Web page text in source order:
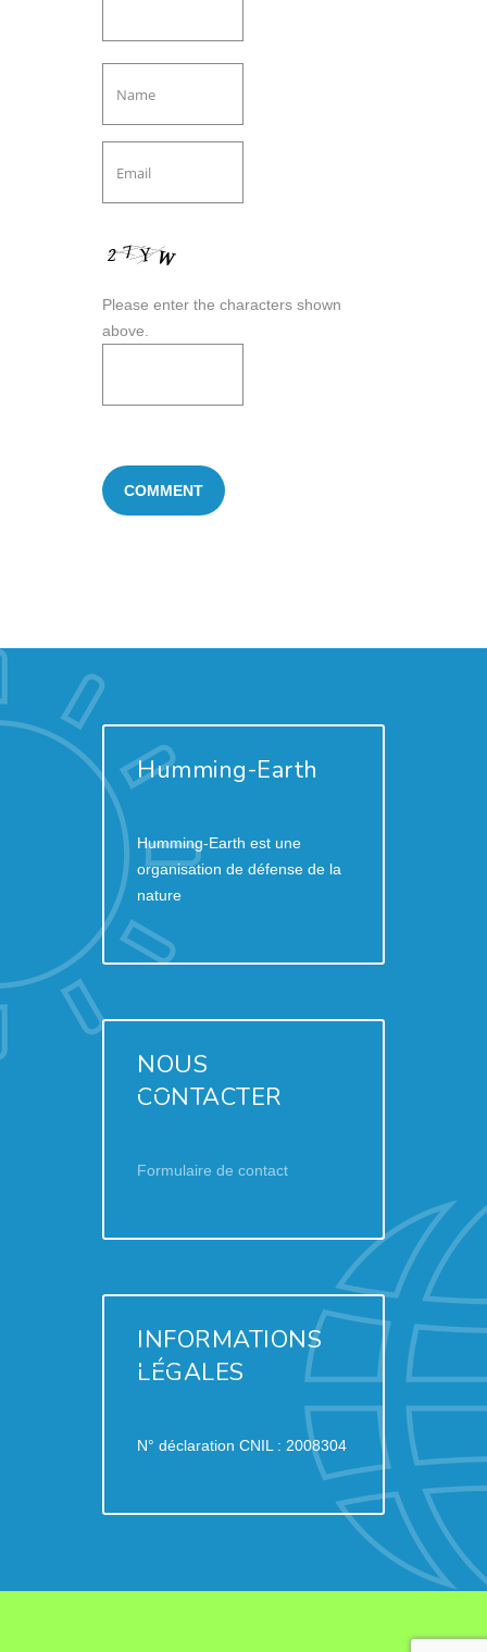
Please enter the characters shown
above.
Humming-Earth
Humming-Earth est une
organisation de défense de la
nature
NOUS
CONTACTER
Formulaire de contact
INFORMATIONS
LÉGALES
N° déclaration CNIL : 2008304